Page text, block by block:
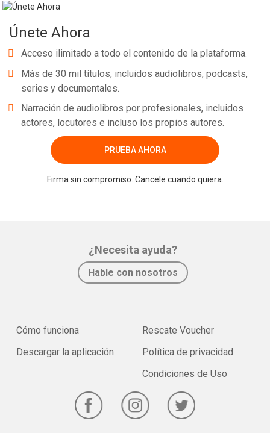
Únete Ahora
Acceso ilimitado a todo el contenido de la plataforma.
Más de 30 mil títulos, incluidos audiolibros, podcasts,
series y documentales.
Narración de audiolibros por profesionales, incluidos
actores, locutores e incluso los propios autores.
PRUEBA AHORA
Firma sin compromiso. Cancele cuando quiera.
¿Necesita ayuda?
Hable con nosotros
Cómo funciona
Descargar la aplicación
Rescate Voucher
Política de privacidad
Condiciones de Uso